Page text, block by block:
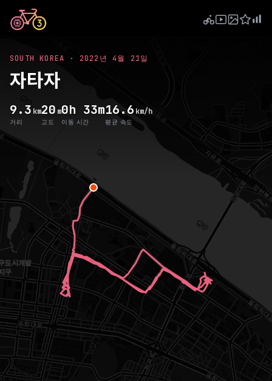
SOUTH KOREA · 2022년 4월 21일
자타자
9.3 km
거리
20 m
고도
0h 33m
이동 시간
16.6 km/h
평균 속도